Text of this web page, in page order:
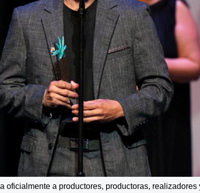
a productores, productoras,